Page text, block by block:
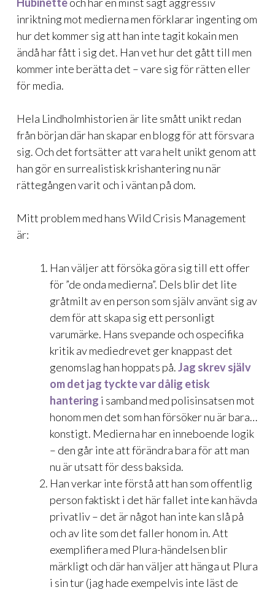
inriktning mot medierna men förklarar ingenting om
hur det kommer sig att han inte tagit kokain men
ändå har fått i sig det. Han vet hur det gått till men
kommer inte berätta det – vare sig för rätten eller
för media.
Hela Lindholmhistorien är lite smått unikt redan
från början där han skapar en blogg för att försvara
sig. Och det fortsätter att vara helt unikt genom att
han gör en surrealistisk krishantering nu när
rättegången varit och i väntan på dom.
Mitt problem med hans Wild Crisis Management
är:
Han väljer att försöka göra sig till ett offer
för ”de onda medierna”. Dels blir det lite
gråtmilt av en person som själv använt sig av
dem för att skapa sig ett personligt
varumärke. Hans svepande och ospecifika
kritik av mediedrevet ger knappast det
genomslag han hoppats på.Jag skrev själv
om det jag tyckte var dålig etisk
hantering i samband med polisinsatsen mot
honom men det som han försöker nu är bara…
konstigt. Medierna har en inneboende logik
– den går inte att förändra bara för att man
nu är utsatt för dess baksida.
Han verkar inte förstå att han som offentlig
person faktiskt i det här fallet inte kan hävda
privatliv – det är något han inte kan slå på
och av lite som det faller honom in. Att
exemplifiera med Plura-händelsen blir
märkligt och där han väljer att hänga ut Plura
i sin tur (jag hade exempelvis inte läst de